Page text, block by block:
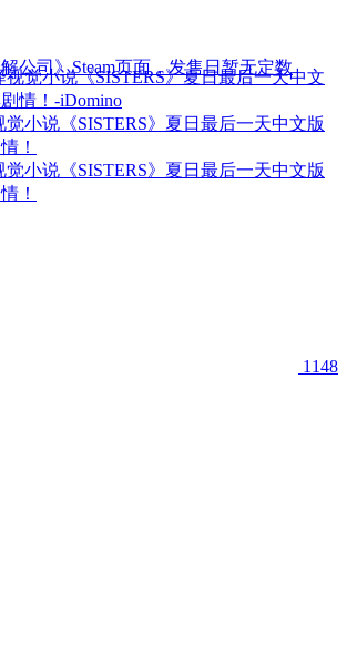
公司》Steam页面，发售日暂无定数
小说《SISTERS》夏日最后一天中文版
！
小说《SISTERS》夏日最后一天中文版
！
1148